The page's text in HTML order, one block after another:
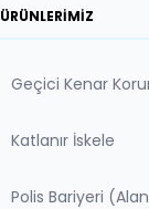
ÜRÜNLERIMIZ
Geçici Kenar
Katlanır İskele
Polis Bariyeri